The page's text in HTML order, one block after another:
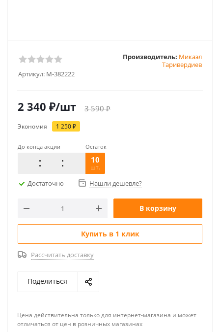
Артикул: M-382222
Производитель: Микаэл
Таривердиев
2 340 ₽/шт 3 590₽
Экономия 1 250₽
До конца акции Остаток
10
шт.
Достаточно Нашли дешевле?
В корзину
Купить в 1 клик
Рассчитать доставку
Поделиться
Цена действительна только для интернет-магазина и может
отличаться от цен в розничных магазинах